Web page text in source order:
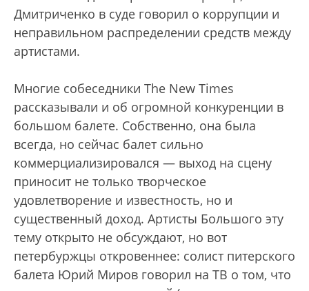
Дмитриченко в суде говорил о коррупции и
неправильном распределении средств между
артистами.
Многие собеседники The New Times
рассказывали и об огромной конкуренции в
большом балете. Собственно, она была
всегда, но сейчас балет сильно
коммерциализировался — выход на сцену
приносит не только творческое
удовлетворение и известность, но и
существенный доход. Артисты Большого эту
тему открыто не обсуждают, но вот
петербуржцы откровеннее: солист питерского
балета Юрий Миров говорил на ТВ о том, что